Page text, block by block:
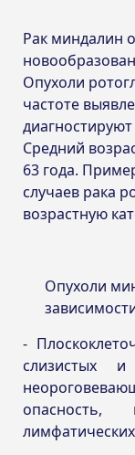
Рак миндалин
Опухоли
частоте
Средний
63 года.
случаев рака
возрастную
Опухоли
слизистых
опасность,